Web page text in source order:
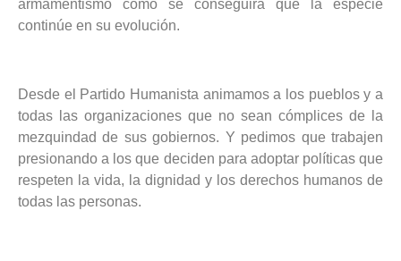
armamentismo como se conseguirá que la especie
continúe en su evolución.
Desde el Partido Humanista animamos a los pueblos y a
todas las organizaciones que no sean cómplices de la
mezquindad de sus gobiernos. Y pedimos que trabajen
presionando a los que deciden para adoptar políticas que
respeten la vida, la dignidad y los derechos humanos de
todas las personas.